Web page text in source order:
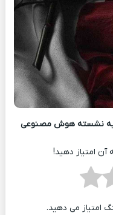
نشسته هوش مصنوعی
امتیاز دهید!
امتیاز می دهید.